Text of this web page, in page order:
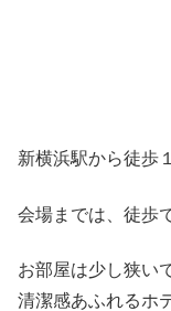
新横浜駅から徒歩
会場までは、徒歩
お部屋は少し狭い
清潔感あふれるホ